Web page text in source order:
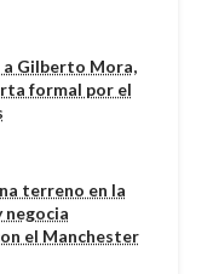
a Gilberto Mora,
formal por el
terreno en la
negocia
el Manchester